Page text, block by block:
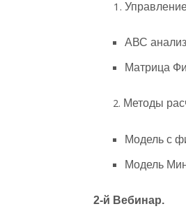
АВС
Матрица
2. Методы
Модель с
Модель
2-й Вебинар.